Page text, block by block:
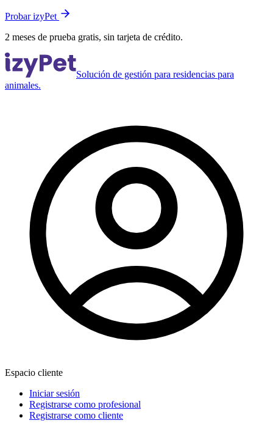
Probar izyPet
2 meses de prueba gratis, sin tarjeta de crédito.
Solución de gestión para residencias para
animales.
Espacio cliente
Iniciar sesión
Registrarse como profesional
Registrarse como cliente